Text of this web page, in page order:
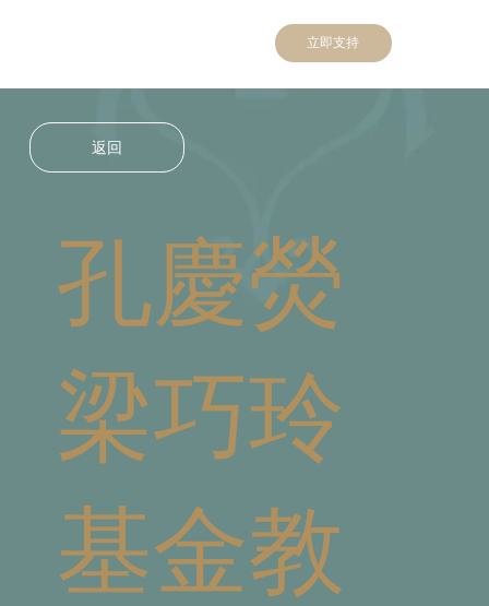
立即支持
孔慶熒
梁巧玲
基金教
返回